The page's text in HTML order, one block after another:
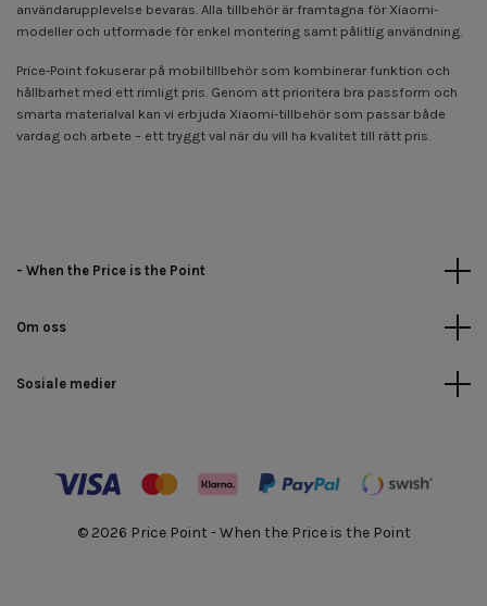
användarupplevelse bevaras. Alla tillbehör är framtagna för Xiaomi-
modeller och utformade för enkel montering samt pålitlig användning.
Price-Point fokuserar på mobil­tillbehör som kombinerar funktion och
hållbarhet med ett rimligt pris. Genom att prioritera bra passform och
smarta materialval kan vi erbjuda Xiaomi-tillbehör som passar både
vardag och arbete – ett tryggt val när du vill ha kvalitet till rätt pris.
- When the Price is the Point
Om oss
Sosiale medier
© 2026 Price Point - When the Price is the Point